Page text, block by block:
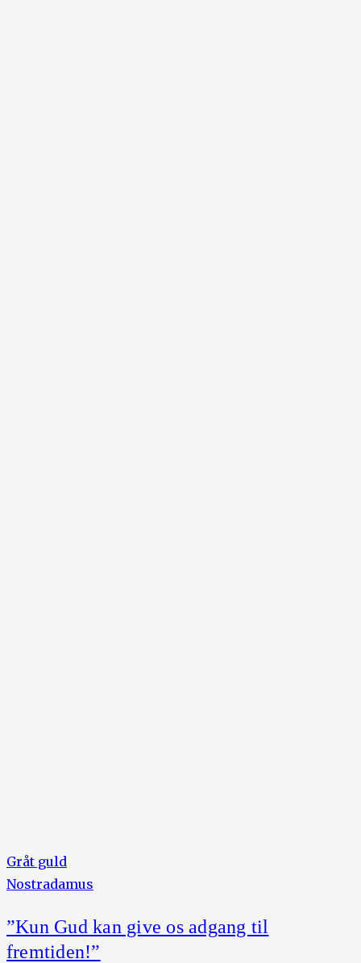
Gråt guld
Nostradamus
”Kun Gud kan give os adgang til
fremtiden!”